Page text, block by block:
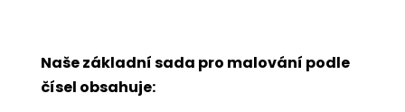
Naše základní sada pro malování podle
čísel obsahuje: